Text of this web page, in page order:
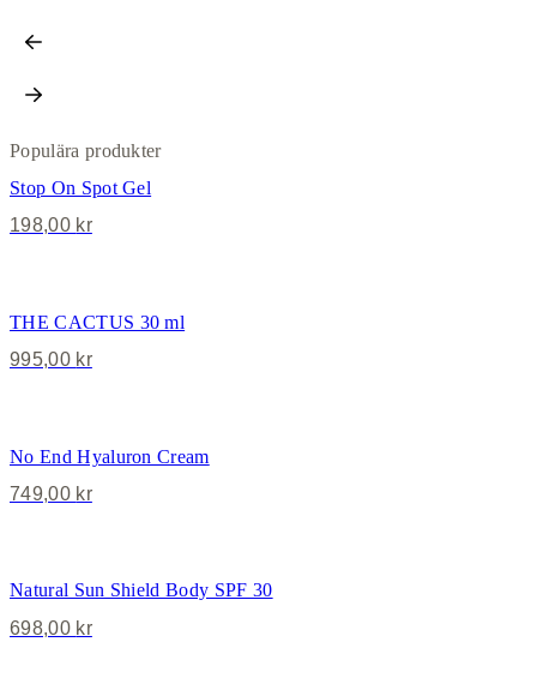
Populära produkter
Stop On Spot Gel
198,00 kr
THE CACTUS 30 ml
995,00 kr
No End Hyaluron Cream
749,00 kr
Natural Sun Shield Body SPF 30
698,00 kr